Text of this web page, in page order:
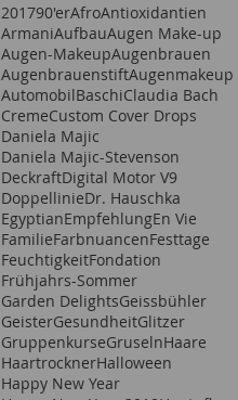
201790'erAfroAntioxidantien
ArmaniAufbauAugen Make-up
Augen-MakeupAugenbrauen
AugenbrauenstiftAugenmakeup
AutomobilBaschiClaudia Bach
CremeCustom Cover Drops
Daniela Majic
Daniela Majic-Stevenson
DeckraftDigital Motor V9
DoppellinieDr. Hauschka
EgyptianEmpfehlungEn Vie
FamilieFarbnuancenFesttage
FeuchtigkeitFondation
Frühjahrs-Sommer
Garden DelightsGeissbühler
GeisterGesundheitGlitzer
GruppenkurseGruselnHaare
HaartrocknerHalloween
Happy New Year